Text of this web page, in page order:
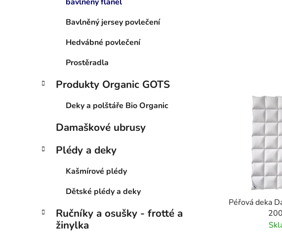
Bavlněný jersey povlečení
Hedvábné povlečení
Prostěradla
Produkty Organic GOTS
Deky a polštáře Bio Organic
Damaškové ubrusy
Plédy a deky
Kašmírové plédy
Dětské plédy a deky
Ručníky a osušky - frotté a
žinylka
Péřová deka Daune E 03 Colina